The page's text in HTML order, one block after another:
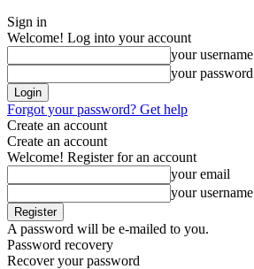
Sign in
Welcome! Log into your account
your username
your password
Forgot your password? Get help
Create an account
Create an account
Welcome! Register for an account
your email
your username
A password will be e-mailed to you.
Password recovery
Recover your password